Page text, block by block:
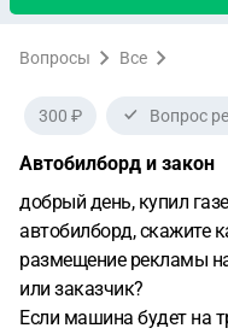
Вопросы Все
300 ₽ Вопрос
Автобилборд и закон
добрый день, купил
автобилборд, скажите
размещение рекламы
или заказчик?
Если машина будет на